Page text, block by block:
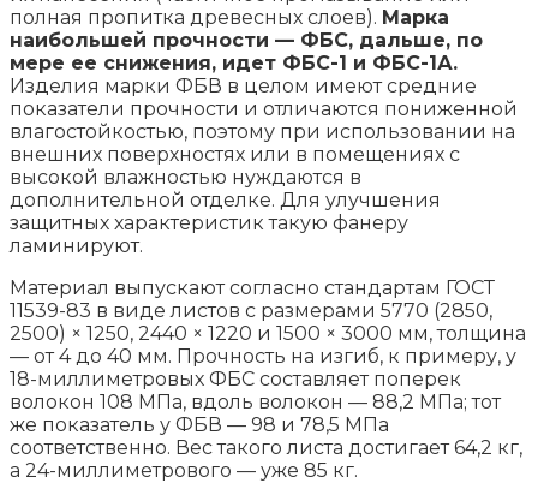
полная пропитка древесных слоев). Марка
наибольшей прочности — ФБС, дальше, по
мере ее снижения, идет ФБС-1 и ФБС-1А.
Изделия марки ФБВ в целом имеют средние
показатели прочности и отличаются пониженной
влагостойкостью, поэтому при использовании на
внешних поверхностях или в помещениях с
высокой влажностью нуждаются в
дополнительной отделке. Для улучшения
защитных характеристик такую фанеру
ламинируют.
Материал выпускают согласно стандартам ГОСТ
11539-83 в виде листов с размерами 5770 (2850,
2500) × 1250, 2440 × 1220 и 1500 × 3000 мм, толщина
— от 4 до 40 мм. Прочность на изгиб, к примеру, у
18-миллиметровых ФБС составляет поперек
волокон 108 МПа, вдоль волокон — 88,2 МПа; тот
же показатель у ФБВ — 98 и 78,5 МПа
соответственно. Вес такого листа достигает 64,2 кг,
а 24-миллиметрового — уже 85 кг.